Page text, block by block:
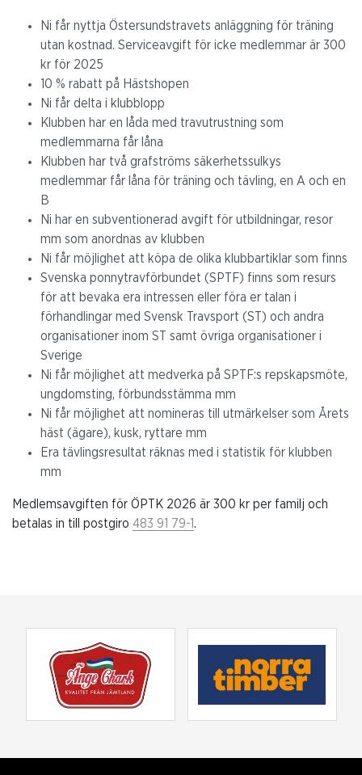
Ni får nyttja Östersundstravets anläggning för träning
utan kostnad. Serviceavgift för icke medlemmar är 300
kr för 2025
10 % rabatt på Hästshopen
Ni får delta i klubblopp
Klubben har en låda med travutrustning som
medlemmarna får låna
Klubben har två grafströms säkerhetssulkys
medlemmar får låna för träning och tävling, en A och en
B
Ni har en subventionerad avgift för utbildningar, resor
mm som anordnas av klubben
Ni får möjlighet att köpa de olika klubbartiklar som finns
Svenska ponnytravförbundet (SPTF) finns som resurs
för att bevaka era intressen eller föra er talan i
förhandlingar med Svensk Travsport (ST) och andra
organisationer inom ST samt övriga organisationer i
Sverige
Ni får möjlighet att medverka på SPTF:s repskapsmöte,
ungdomsting, förbundsstämma mm
Ni får möjlighet att nomineras till utmärkelser som Årets
häst (ägare), kusk, ryttare mm
Era tävlingsresultat räknas med i statistik för klubben
mm
Medlemsavgiften för ÖPTK 2026 är 300 kr per familj och
betalas in till postgiro 483 91 79-1.